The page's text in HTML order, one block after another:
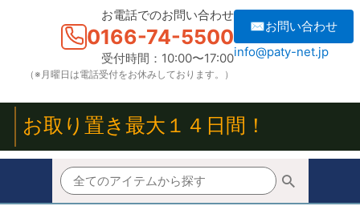
お電話でのお問い合わせ
0166-74-5500
受付時間：10:00〜17:00
（※月曜日は電話受付をお休みしております。）
✉お問い合わせ
info@paty-net.jp
お取り置き最大１４日間！